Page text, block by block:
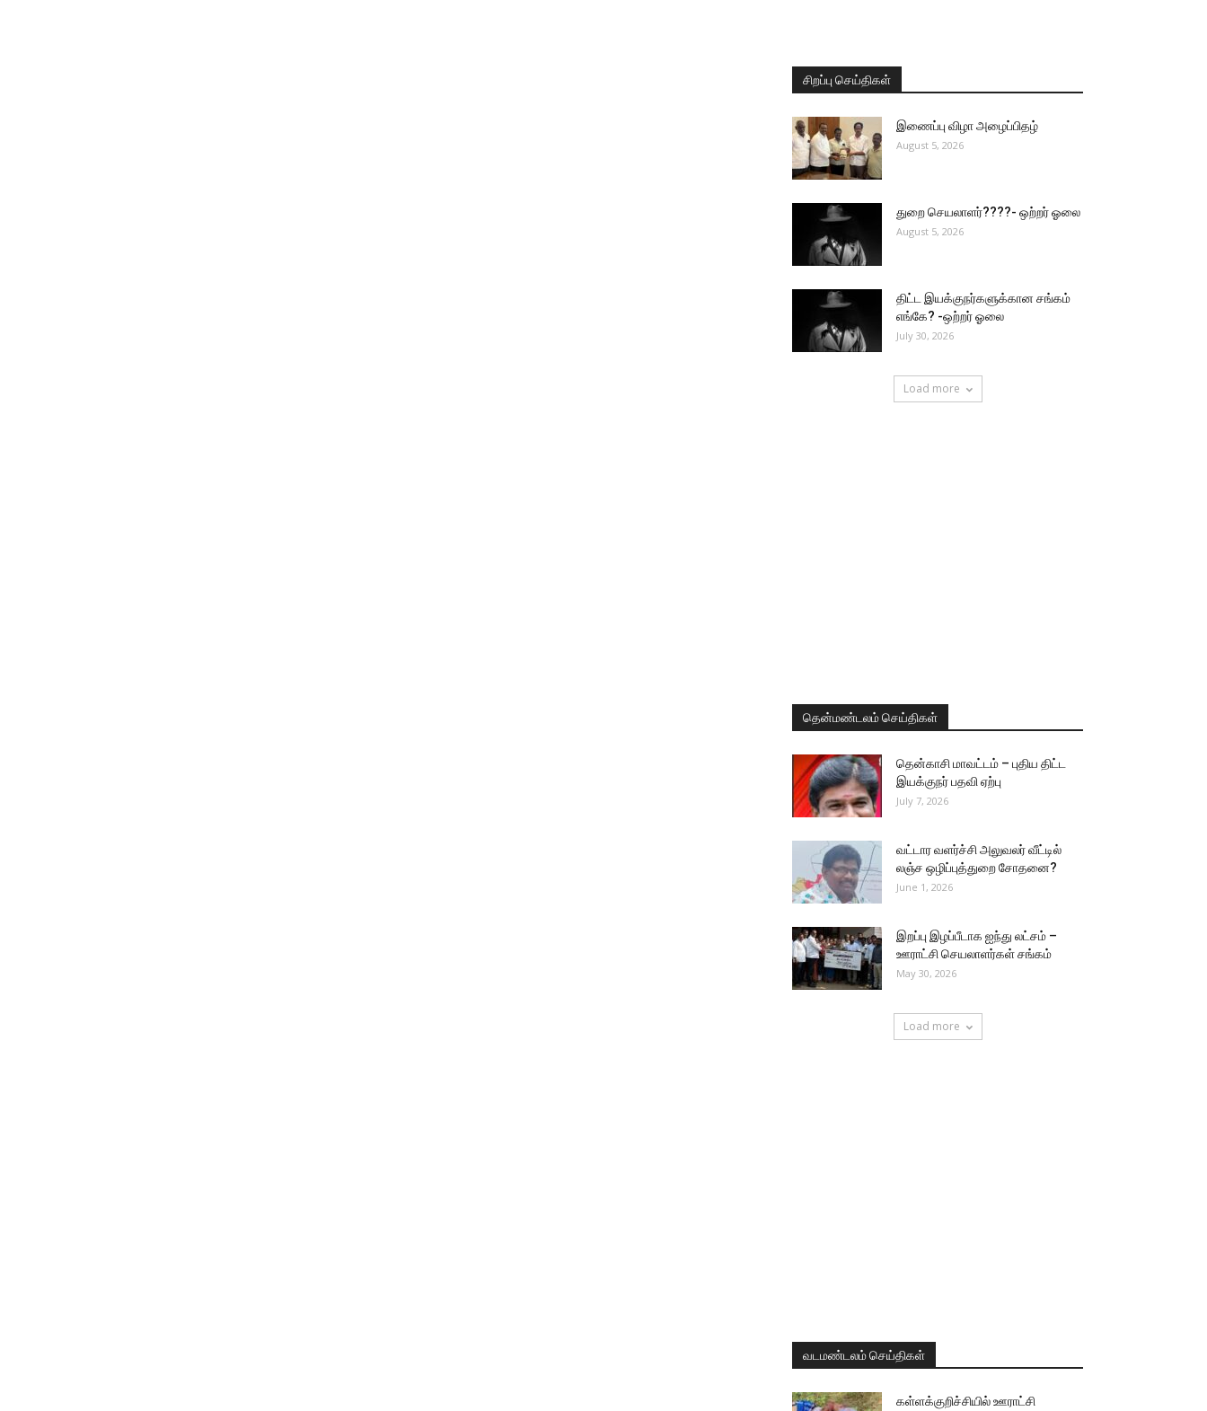
சிறப்பு செய்திகள்
இணைப்பு விழா அழைப்பிதழ்
August 5, 2026
துறை செயலாளர்????- ஒற்றர் ஓலை
August 5, 2026
திட்ட இயக்குநர்களுக்கான சங்கம்
எங்கே? -ஒற்றர் ஓலை
July 30, 2026
Load more
தென்மண்டலம் செய்திகள்
தென்காசி மாவட்டம் – புதிய திட்ட
இயக்குநர் பதவி ஏற்பு
July 7, 2026
வட்டார வளர்ச்சி அலுவலர் வீட்டில்
லஞ்ச ஒழிப்புத்துறை சோதனை?
June 1, 2026
இறப்பு இழப்பீடாக ஐந்து லட்சம் –
ஊராட்சி செயலாளர்கள் சங்கம்
May 30, 2026
Load more
வடமண்டலம் செய்திகள்
கள்ளக்குறிச்சியில் ஊராட்சி